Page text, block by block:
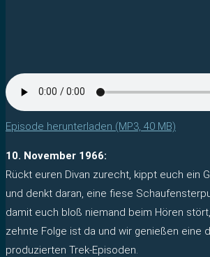
Episode herunterladen (MP3, 40 MB)
10. November 1966:
Rückt euren Divan zurecht, kippt euch ein
und denkt daran, eine fiese
damit euch bloß niemand beim Hören
zehnte Folge ist da und wir genießen eine
produzierten Trek-Episoden.